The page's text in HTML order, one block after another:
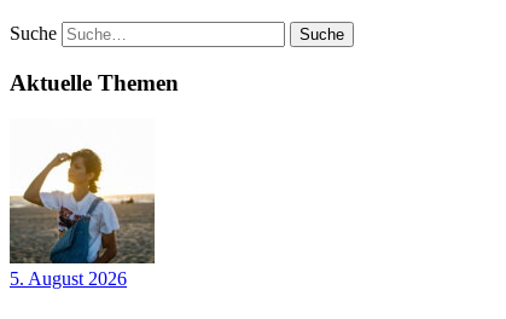
Suche
Aktuelle Themen
5. August 2026